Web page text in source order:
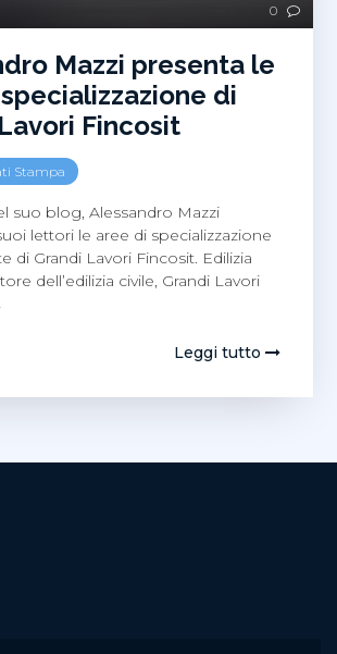
0
Mazzi presenta le
di
Fincosit
Stampa
suo blog, Alessandro Mazzi
lettori le aree di specializzazione
di Grandi Lavori Fincosit. Edilizia
dell’edilizia civile, Grandi Lavori
Leggi tutto